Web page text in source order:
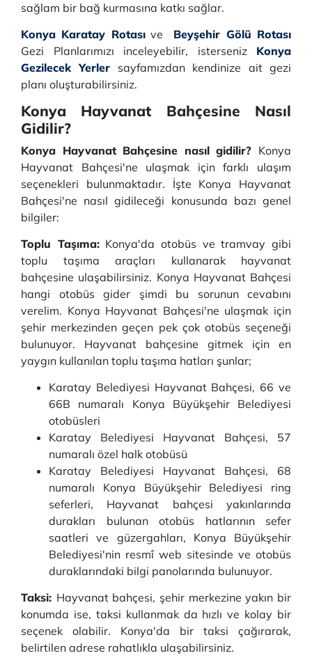
sağlam bir bağ kurmasına katkı sağlar.
Konya Karatay Rotasıve Beyşehir Gölü Rotası
Gezi Planlarımızı inceleyebilir, isterseniz Konya
Gezilecek Yerler sayfamızdan kendinize ait gezi
planı oluşturabilirsiniz.
Konya Hayvanat Bahçesine Nasıl
Gidilir?
Konya Hayvanat Bahçesine nasıl gidilir? Konya
Hayvanat Bahçesi'ne ulaşmak için farklı ulaşım
seçenekleri bulunmaktadır. İşte Konya Hayvanat
Bahçesi'ne nasıl gidileceği konusunda bazı genel
bilgiler:
Toplu Taşıma:Konya'da otobüs ve tramvay gibi
toplu taşıma araçları kullanarak hayvanat
bahçesine ulaşabilirsiniz. Konya Hayvanat Bahçesi
hangi otobüs gider şimdi bu sorunun cevabını
verelim. Konya Hayvanat Bahçesi'ne ulaşmak için
şehir merkezinden geçen pek çok otobüs seçeneği
bulunuyor. Hayvanat bahçesine gitmek için en
yaygın kullanılan toplu taşıma hatları şunlar;
Karatay Belediyesi Hayvanat Bahçesi, 66 ve
66B numaralı Konya Büyükşehir Belediyesi
otobüsleri
Karatay Belediyesi Hayvanat Bahçesi, 57
numaralı özel halk otobüsü
Karatay Belediyesi Hayvanat Bahçesi, 68
numaralı Konya Büyükşehir Belediyesi ring
seferleri, Hayvanat bahçesi yakınlarında
durakları bulunan otobüs hatlarının sefer
saatleri ve güzergahları, Konya Büyükşehir
Belediyesi'nin resmî web sitesinde ve otobüs
duraklarındaki bilgi panolarında bulunuyor.
Taksi: Hayvanat bahçesi, şehir merkezine yakın bir
konumda ise, taksi kullanmak da hızlı ve kolay bir
seçenek olabilir. Konya'da bir taksi çağırarak,
belirtilen adrese rahatlıkla ulaşabilirsiniz.